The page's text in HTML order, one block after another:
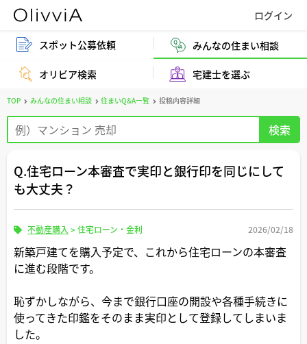
スポット公募依頼 みんなの住まい相談
オリビア検索 宅建士を選ぶ
TOP みんなの住まい相談 住まいQ&A一覧 投稿内容詳細
Q.住宅ローン本審査で実印と銀行印を同じにして
も大丈夫？
不動産購入 >住宅ローン・金利 2026/02/18
新築戸建てを購入予定で、これから住宅ローンの本審査
に進む段階です。
恥ずかしながら、今まで銀行口座の開設や各種手続きに
使ってきた印鑑をそのまま実印として登録してしまいま
した。